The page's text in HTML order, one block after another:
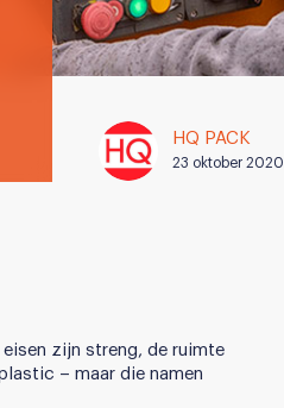
HQ PACK
23 oktober 2020
zijn streng, de ruimte
– maar die namen